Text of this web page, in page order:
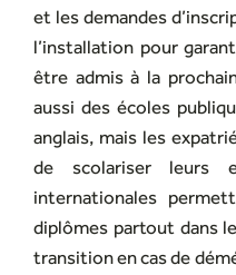
et les demandes
l’installation pour
être admis à la
aussi des écoles
anglais, mais les
de scolariser leurs
internationales
diplômes partout dans
transition en cas de